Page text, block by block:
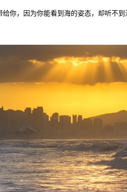
你，因为你能看到海的姿态，却听不